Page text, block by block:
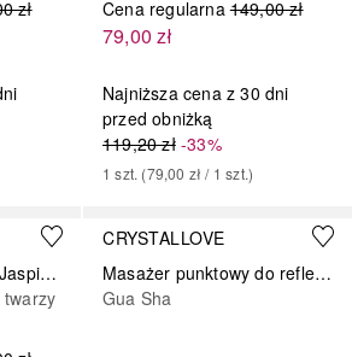
zł Cena regularna 149,00 zł
79,00 zł
Najniższa cena z 30 dni
przed obniżką
119,20 zł-33%
1 szt. (79,00 zł / 1 szt.)
Masażer do twarzy z Jaspisu Czerwonego
CRYSTALLOVE
Masażer punktowy do refleksologi z kwarcu różowego
Gua Sha